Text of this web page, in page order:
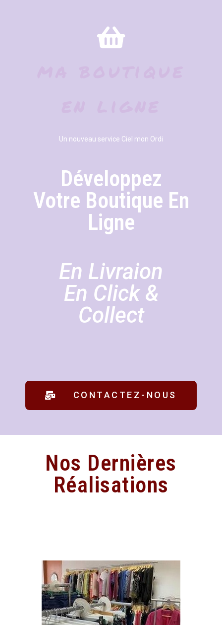
Un nouveau service Ciel mon Ordi
Développez
Votre Boutique En
Ligne
En Livraion
En Click &
Collect
CONTACTEZ-NOUS
Nos Dernières
Réalisations